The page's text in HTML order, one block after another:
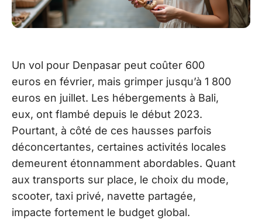
Un vol pour Denpasar peut coûter 600
euros en février, mais grimper jusqu’à 1 800
euros en juillet. Les hébergements à Bali,
eux, ont flambé depuis le début 2023.
Pourtant, à côté de ces hausses parfois
déconcertantes, certaines activités locales
demeurent étonnamment abordables. Quant
aux transports sur place, le choix du mode,
scooter, taxi privé, navette partagée,
impacte fortement le budget global.